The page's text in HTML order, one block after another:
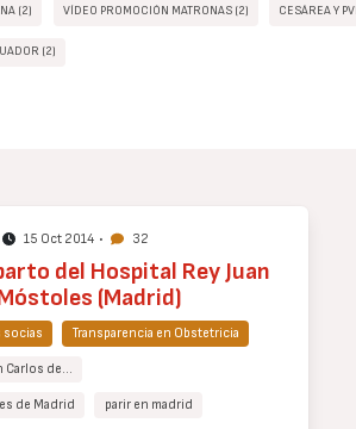
(2) VÍDEO PROMOCIÓN MATRONAS (2) CESÁREA Y
(2)
15 Oct 2014• 32
del Hospital Rey Juan
(Madrid)
socias Transparencia en Obstetricia
Carlos de…
de Madrid parir en madrid